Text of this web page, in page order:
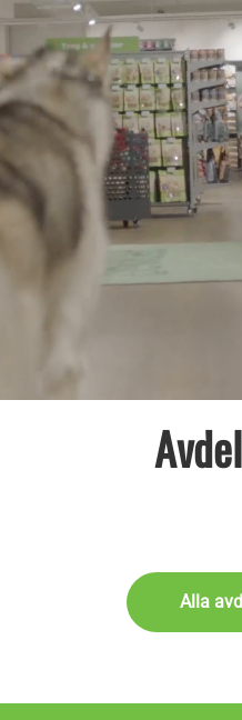
Vi erbjuder dig att
resa som Sveriges
husdjurssegmentet.
resa full av
kollegorna runt om i
djur och att ge våra
bästa upplevelse
vår passion? Hör av
Tjänster inom
Alla